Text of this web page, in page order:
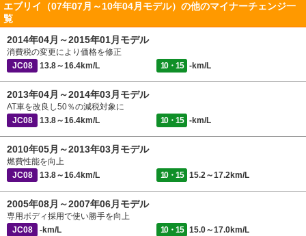
エブリイ（07年07月～10年04月モデル）の他のマイナーチェンジ一
覧
2014年04月～2015年01月モデル
消費税の変更により価格を修正
JC08
13.8～16.4km/L 10・15 -km/L
2013年04月～2014年03月モデル
AT車を改良し50％の減税対象に
JC08
13.8～16.4km/L 10・15 -km/L
2010年05月～2013年03月モデル
燃費性能を向上
JC08
13.8～16.4km/L 10・15 15.2～17.2km/L
2005年08月～2007年06月モデル
専用ボディ採用で使い勝手を向上
JC08
-km/L 10・15 15.0～17.0km/L